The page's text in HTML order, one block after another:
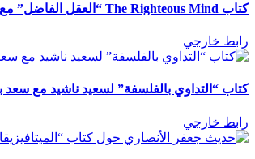
كتاب The Righteous Mind “العقل الفاضل” مع أحمد المدلوح
رابط خارجي
كتاب “التداوي بالفلسفة” لسعيد ناشيد مع سعد
رابط خارجي